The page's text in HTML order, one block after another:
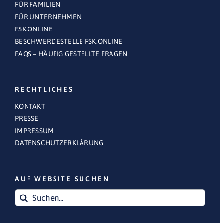
FÜR FAMILIEN
FÜR UNTERNEHMEN
FSK.ONLINE
BESCHWERDESTELLE FSK.ONLINE
FAQS – HÄUFIG GESTELLTE FRAGEN
RECHTLICHES
KONTAKT
PRESSE
IMPRESSUM
DATENSCHUTZERKLÄRUNG
AUF WEBSITE SUCHEN
Suche
nach: